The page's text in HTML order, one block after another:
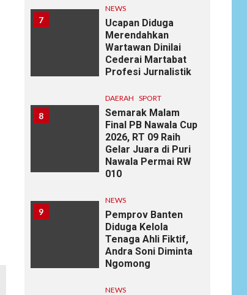
7
NEWS
Ucapan Diduga
Merendahkan
Wartawan Dinilai
Cederai Martabat
Profesi Jurnalistik
8
DAERAH SPORT
Semarak Malam
Final PB Nawala Cup
2026, RT 09 Raih
Gelar Juara di Puri
Nawala Permai RW
010
9
NEWS
Pemprov Banten
Diduga Kelola
Tenaga Ahli Fiktif,
Andra Soni Diminta
Ngomong
NEWS